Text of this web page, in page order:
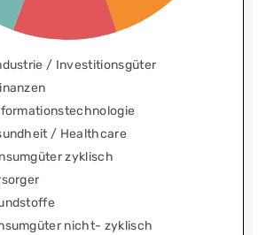
/ Investitionsgüter
/ Healthcare
zyklisch
nicht- zyklisch